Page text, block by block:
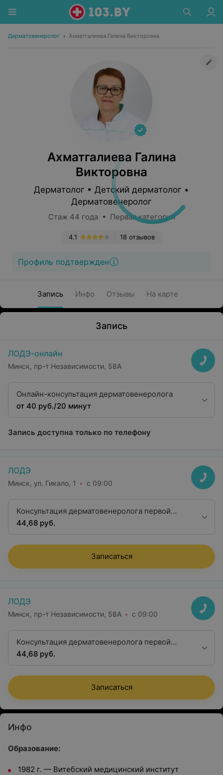
Дерматовенеролог • Ахматгалиева Галина Викторовна
Ахматгалиева Галина
Викторовна
Дерматолог • Детский дерматолог •
Дерматовенеролог
Стаж 44 года • Первая категория
18 отзывов
4.1
Профиль подтвержден
Запись Инфо Отзывы На карте
Запись
ЛОДЭ-онлайн
Минск, пр-т Независимости, 58А
Онлайн-консультация дерматовенеролога
от 40 руб./20 минут
Запись доступна только по телефону
ЛОДЭ
Минск, ул. Гикало, 1 с 09:00
Консультация дерматовенеролога первой
квалификационной категории
44,68 руб.
Записаться
ЛОДЭ
Минск, пр-т Независимости, 58А с 09:00
Консультация дерматовенеролога первой
квалификационной категории
44,68 руб.
Записаться
Инфо
Образование:
1982 г. — Витебский медицинский институт